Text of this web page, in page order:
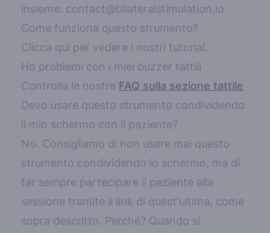
Fai l'upgrade a Professionale
Successivo: Buzzer tattili
insieme: contact@bilateralstimulation.io
Come funziona questo strumento?
Clicca qui per vedere i nostri tutorial.
Ho problemi con i miei buzzer tattili
Controlla le nostre FAQ sulla sezione tattile
Devo usare questo strumento condividendo
il mio schermo con il paziente?
No. Consigliamo di non usare mai questo
strumento condividendo lo schermo, ma di
far sempre partecipare il paziente alla
sessione tramite il link di quest'ultima, come
sopra descritto. Perché? Quando si